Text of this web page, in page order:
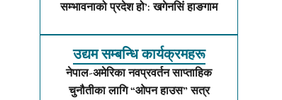
सम्भावनाको प्रदेश हो’: खगेनसिं हाङगाम
उद्यम सम्बन्धि कार्यक्रमहरू
नेपाल-अमेरिका नवप्रवर्तन साप्ताहिक
चुनौतीका लागि “ओपन हाउस” सत्र